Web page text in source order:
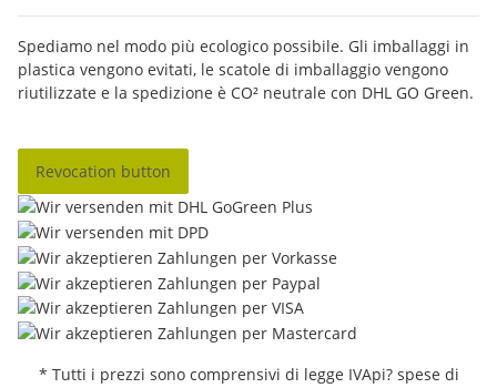
Spediamo nel modo più ecologico possibile. Gli imballaggi in
plastica vengono evitati, le scatole di imballaggio vengono
riutilizzate e la spedizione è CO² neutrale con DHL GO Green.
Revocation button
* Tutti i prezzi sono comprensivi di legge IVApi? spese di